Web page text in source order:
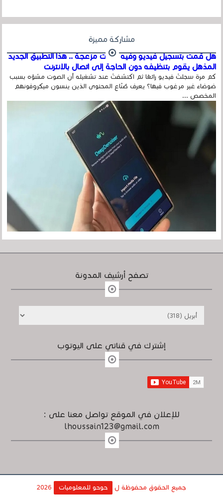
مشاركة مميزة
هل قمت بتسجيل فيديو وفيه أصوت مزعجة .. هذا التطبيق الجديد
المذهل يقوم بتنظيفه دون الحاجة إلى اتصال بالإنترنت
كم مرة سجلتَ فيديو رائعًا ثم اكتشفتَ عند تشغيله أن الصوت مشوّه بسبب
ضوضاء غير مرغوب فيها؟ يعرف صُنّاع المحتوى الذين ينسون ميكروفونهم
المخصص ...
تصفح أرشيف المدونة
إشترك في قناتي على اليوتوب
للإعلان في الموقع تواصل معنا على :
lhoussain123@gmail.com
جميع الحقوق محفوظة ل حوحو للمعلوميات